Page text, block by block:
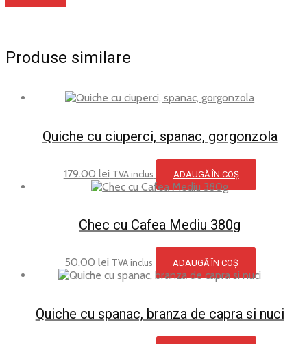
Produse similare
Quiche cu ciuperci, spanac, gorgonzola
179.00 lei TVA inclus ADAUGĂ ÎN COȘ
Chec cu Cafea Mediu 380g
50.00 lei TVA inclus ADAUGĂ ÎN COȘ
Quiche cu spanac, branza de capra si nuci